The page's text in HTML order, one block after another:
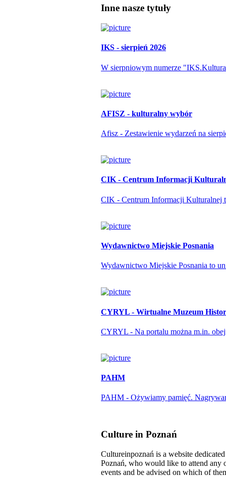
Inne nasze tytuły
IKS - sierpień 2026
W sierpniowym numerze
AFISZ - kulturalny wybór
Afisz - Zestawienie wydarzeń na
CIK - Centrum Informacji
CIK - Centrum Informacji Kulturalnej
Wydawnictwo Miejskie Posnania
Wydawnictwo Miejskie Posnania to
CYRYL - Wirtualne Muzeum
CYRYL - Na portalu można m.in.
PAHM
PAHM - Ożywiamy pamięć.
Culture in Poznań
Cultureinpoznań is a website
Poznań, who would like to attend any
events and be advised on which of